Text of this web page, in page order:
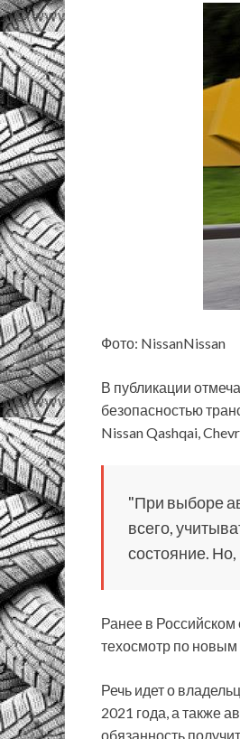
Фото: NissanNissan
В публикации
безопасностью
Nissan Qashqai,
"При выборе
всего,
состояние.
Ранее в
техосмотр по новым
Речь идет о
2021 года, а также
обязанность